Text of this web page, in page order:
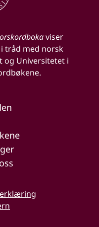
viser
tråd med norsk
og Universitetet i